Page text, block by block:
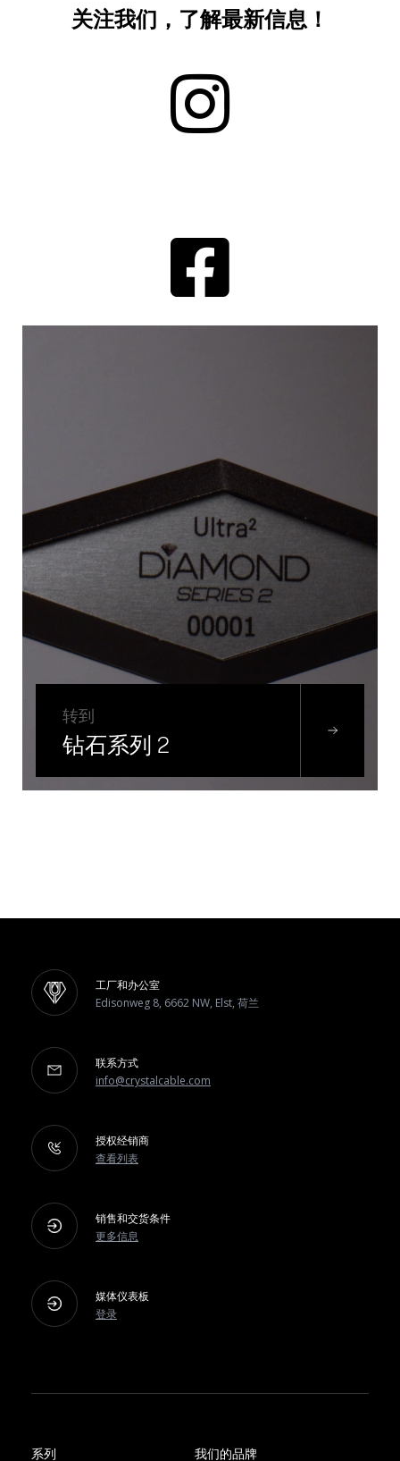
关注我们，了解最新信息！
转到
钻石系列 2
工厂和办公室
Edisonweg 8, 6662 NW, Elst, 荷兰
联系方式
info@crystalcable.com
授权经销商
查看列表
销售和交货条件
更多信息
媒体仪表板
登录
系列 我们的品牌